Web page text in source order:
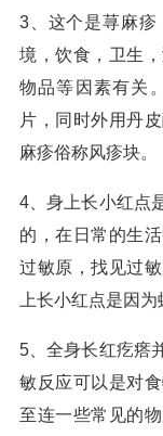
3、这个是荨麻疹
境，饮食，卫生
物品等因素有关
片，同时外用丹
麻疹俗称风疹块。
4、身上长小红点
的，在日常的生
过敏原，找见过
上长小红点是因为
5、全身长红疙瘩
敏反应可以是对
至连一些常见的